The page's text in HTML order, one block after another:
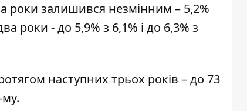
роки залишився незмінним – 5,2%
роки - до 5,9% з 6,1% і до 6,3% з
наступних трьох років – до 73